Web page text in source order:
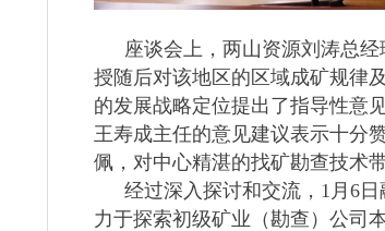
座谈会上，两山资源刘涛总
授随后对该地区的区域成矿规律
的发展战略定位提出了指导性意
王寿成主任的意见建议表示十分
佩，对中心精湛的找矿勘查技术
经过深入探讨和交流，1月6
力于探索初级矿业（勘查）公司